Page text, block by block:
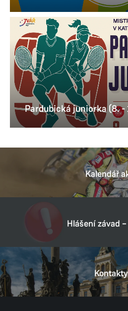
Pardubická juniorka (8. -
Kalendář
Hlášení závad
Kontakty